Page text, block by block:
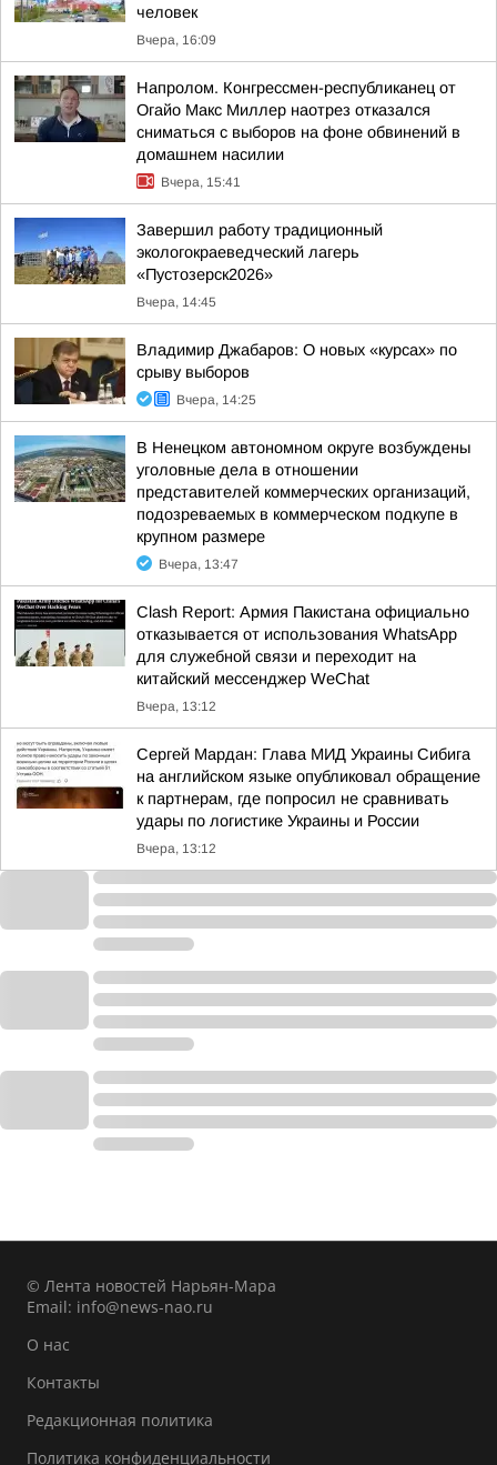
человек
Вчера, 16:09
Напролом. Конгрессмен-республиканец от
Огайо Макс Миллер наотрез отказался
сниматься с выборов на фоне обвинений в
домашнем насилии
Вчера, 15:41
Завершил работу традиционный
экологокраеведческий лагерь
«Пустозерск2026»
Вчера, 14:45
Владимир Джабаров: О новых «курсах» по
срыву выборов
Вчера, 14:25
В Ненецком автономном округе возбуждены
уголовные дела в отношении
представителей коммерческих организаций,
подозреваемых в коммерческом подкупе в
крупном размере
Вчера, 13:47
Clash Report: Армия Пакистана официально
отказывается от использования WhatsApp
для служебной связи и переходит на
китайский мессенджер WeChat
Вчера, 13:12
Сергей Мардан: Глава МИД Украины Сибига
на английском языке опубликовал обращение
к партнерам, где попросил не сравнивать
удары по логистике Украины и России
Вчера, 13:12
© Лента новостей Нарьян-Мара
Email: info@news-nao.ru
О нас
Контакты
Редакционная политика
Политика конфиденциальности